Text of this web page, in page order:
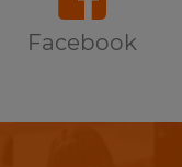
Facebook